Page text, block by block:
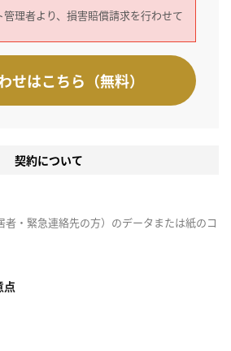
理者より、損害賠償請求を行わせて
せはこちら（無料）
契約について
・緊急連絡先の方）のデータまたは紙のコ
点